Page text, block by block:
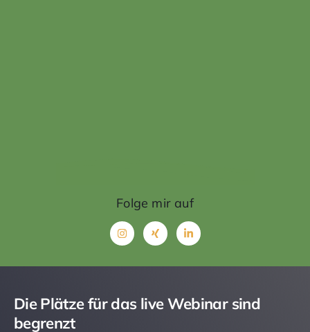
Folge mir auf
Die Plätze für das live Webinar sind
begrenzt